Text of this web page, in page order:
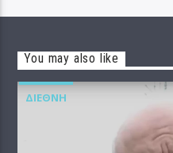
You may also like
ΔΙΕΘΝΉ